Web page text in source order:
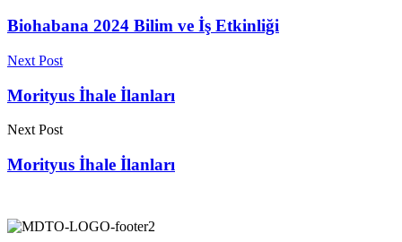
Biohabana 2024 Bilim ve İş Etkinliği
Next Post
Morityus İhale İlanları
Next Post
Morityus İhale İlanları